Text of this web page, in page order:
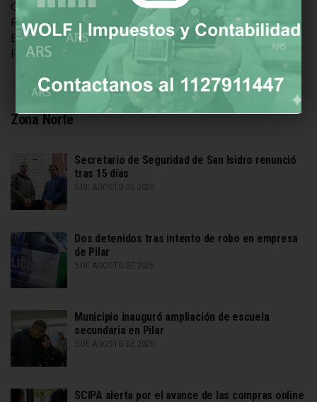
GACETILLA OFICIAL: Sociedad CONVOCATORIA
RÉCORD: DIEZ MIL PERSONAS CELEBRARON LA 3ª
EDICIÓN DE AUTOS CLÁSICOS EN JOSÉ C. PAZ José C.
Paz, domingo 28 de […]
Zona Norte
Secretario de Seguridad de San Isidro renunció
tras 15 días
5 DE AGOSTO DE 2026
Dos detenidos tras intento de robo en empresa
de Pilar
5 DE AGOSTO DE 2026
Municipio inauguró ampliación de escuela
secundaria en Pilar
5 DE AGOSTO DE 2026
SCIPA alerta por el avance de las compras online